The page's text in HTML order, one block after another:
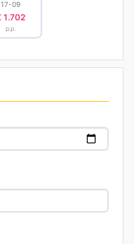
17-09
1.702
p.p.